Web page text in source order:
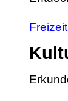
Freizeit